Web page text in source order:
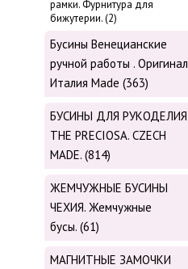
рамки. Фурнитура для
бижутерии. (2)
Бусины Венецианские
ручной работы . Оригинал
Италия Made (363)
БУСИНЫ ДЛЯ РУКОДЕЛИЯ
THE PRECIOSA. CZECH
MADE. (814)
ЖЕМЧУЖНЫЕ БУСИНЫ
ЧЕХИЯ. Жемчужные
бусы. (61)
МАГНИТНЫЕ ЗАМОЧКИ